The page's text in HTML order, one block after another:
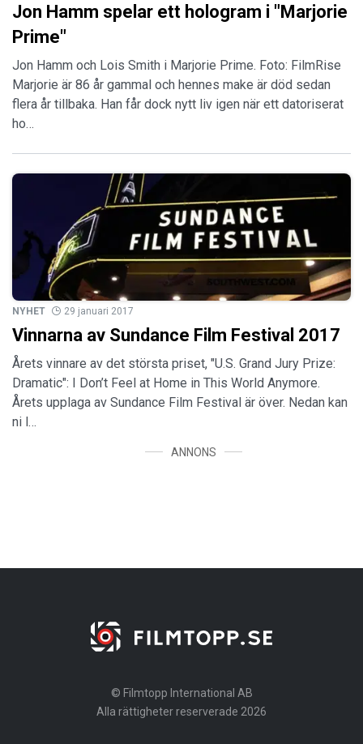
Jon Hamm spelar ett hologram i "Marjorie
Prime"
Jon Hamm och Lois Smith i Marjorie Prime. Foto: FilmRise
Marjorie är 86 år gammal och hennes make är död sedan
flera år tillbaka. Han får dock nytt liv igen när ett datoriserat
ho…
NYHET 29 januari 2017
Vinnarna av Sundance Film Festival 2017
Årets vinnare av det största priset, "U.S. Grand Jury Prize:
Dramatic": I Don’t Feel at Home in This World Anymore.
Årets upplaga av Sundance Film Festival är över. Nedan kan
ni l…
ANNONS
© Filmtopp International AB
Alla rättigheter reserverade 2026